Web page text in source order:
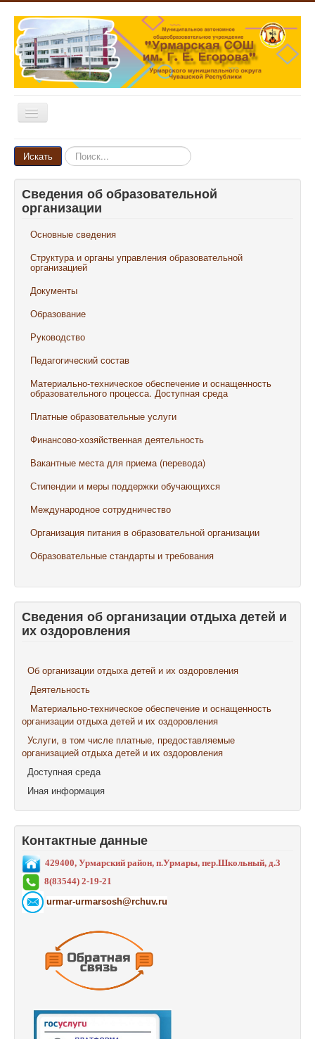
Включить/
выключить
Главная
Объявления
Родителям и ученикам
Педагогам и сотрудникам
Выпускникам
Наши достижения
Искать Искать...
Сведения об образовательной
организации
Основные сведения
Структура и органы управления образовательной
организацией
Документы
Образование
Руководство
Педагогический состав
Материально-техническое обеспечение и оснащенность
образовательного процесса. Доступная среда
Платные образовательные услуги
Финансово-хозяйственная деятельность
Вакантные места для приема (перевода)
Стипендии и меры поддержки обучающихся
Международное сотрудничество
Организация питания в образовательной организации
Образовательные стандарты и требования
Сведения об организации отдыха детей и
их оздоровления
Об организации отдыха детей и их оздоровления
Деятельность
Материально-техническое обеспечение и оснащенность
организации отдыха детей и их оздоровления
Услуги, в том числе платные, предоставляемые
организацией отдыха детей и их оздоровления
Доступная среда
Иная информация
Контактные данные
429400, Урмарский район, п.Урмары, пер.Школьный, д.3
8(83544) 2-19-21
urmar-urmarsosh@rchuv.ru